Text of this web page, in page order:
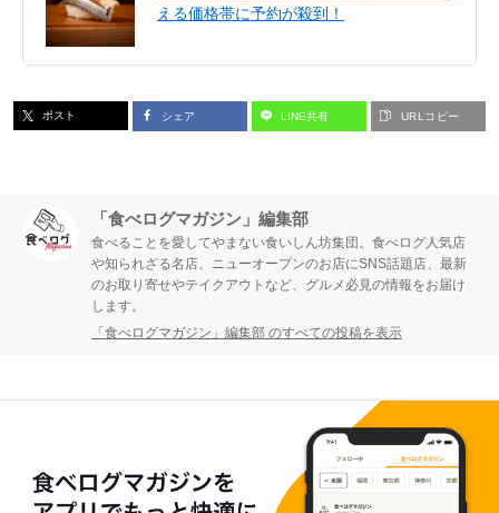
える価格帯に予約が殺到！
ポスト シェア LINE共有 URLコピー
「食べログマガジン」編集部
食べることを愛してやまない食いしん坊集団。食べログ人気店
や知られざる名店、ニューオープンのお店にSNS話題店、最新
のお取り寄せやテイクアウトなど、グルメ必見の情報をお届け
します。
「食べログマガジン」編集部 のすべての投稿を表示